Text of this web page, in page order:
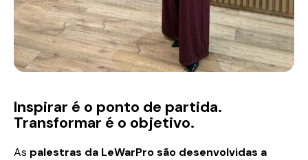
Inspirar é o ponto de partida.
Transformar é o objetivo.
As palestras da LeWarPro são desenvolvidas a